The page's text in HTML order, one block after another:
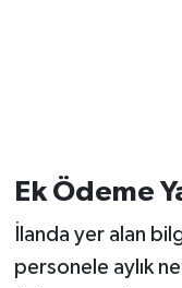
Ek Ödeme
İlanda yer alan
personele aylık